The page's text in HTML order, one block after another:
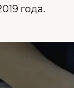
года.